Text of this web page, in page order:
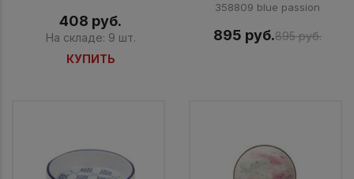
408 руб.
На складе: 9 шт.
КУПИТЬ
358809 blue passion
895 руб.895 руб.